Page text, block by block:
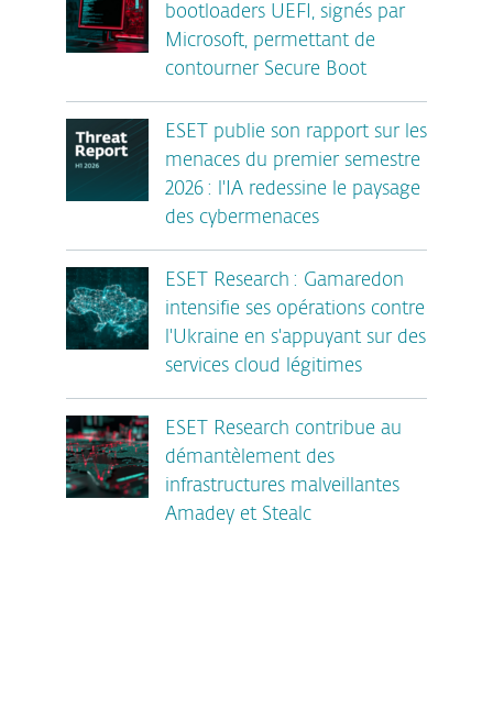
bootloaders UEFI, signés par
Microsoft, permettant de
contourner Secure Boot
ESET publie son rapport sur les
menaces du premier semestre
2026 : l'IA redessine le paysage
des cybermenaces
ESET Research : Gamaredon
intensifie ses opérations contre
l'Ukraine en s'appuyant sur des
services cloud légitimes
ESET Research contribue au
démantèlement des
infrastructures malveillantes
Amadey et Stealc